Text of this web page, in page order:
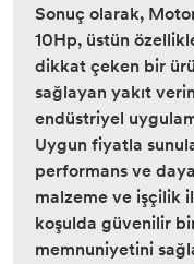
Sonuç olarak,
10Hp, üstün
dikkat çeken bir
sağlayan yakıt
endüstriyel
Uygun fiyatla
performans ve
malzeme ve işçilik
koşulda güvenilir
memnuniyetini